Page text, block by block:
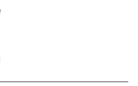
die Freude, an dem Kurzfilm
den meine Frau Shadia
Asyl-Festival ausgewählt
meine Tochter Waltraud
kleine Rolle im Film, aber
großartig und einzigartig.
dauert 19
drei Menschen aus
Ländern, die nach
sind. Sie berichten von
neuen Leben in